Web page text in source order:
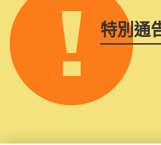
特別通